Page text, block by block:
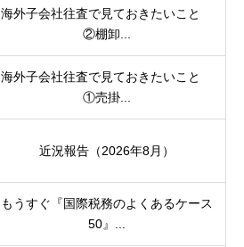
海外子会社往査で見ておきたいこと
②棚卸...
海外子会社往査で見ておきたいこと
①売掛...
近況報告（2026年8月）
もうすぐ『国際税務のよくあるケース
50』...